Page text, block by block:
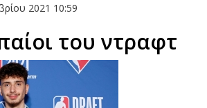
2021 10:59
του ντραφτ